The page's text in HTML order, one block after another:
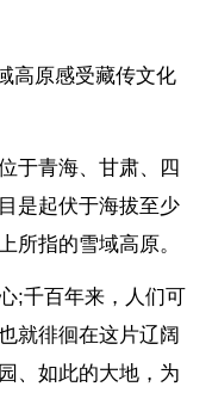
高原感受藏传文化
于青海、甘肃、四
是起伏于海拔至少
所指的雪域高原。
;千百年来，人们可
就徘徊在这片辽阔
、如此的大地，为